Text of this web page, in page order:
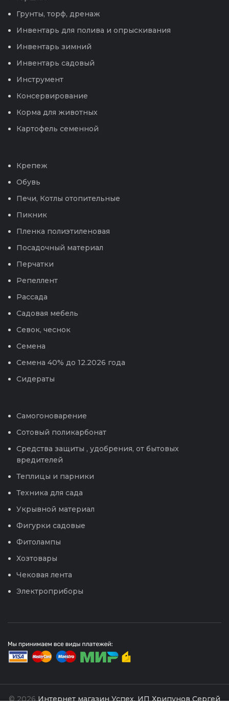
Грунты, торф, дренаж
Инвентарь для полива и опрыскивания
Инвентарь зимний
Инвентарь садовый
Инструмент
Консервирование
Корма для животных
Картофель семенной
Крепеж
Обувь
Печи, Котлы отопительные
Пикник
Пленка полиэтиленовая
Посадочный материал
Перчатки
Репеллент
Рассада
Садовая мебель
Севок, чеснок
Семена
Семена 40% до 12.2026 года
Сидераты
Самогоноварение
Сотовый поликарбонат
Средства защиты , удобрения, от бытовых
вредителей
Теплицы и парники
Техника для сада
Укрывной материал
Фигурки садовые
Фитолампы
Хозтовары
Чековая лента
Электроприборы
© 2026 Интернет магазин Успех. ИП Хрипунов Сергей